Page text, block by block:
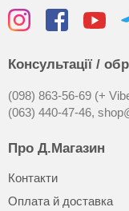
Консультації /
(098) 863-56-69 (+
(063) 440-47-46,
Про Д.Магазин
Контакти
Оплата й доставка